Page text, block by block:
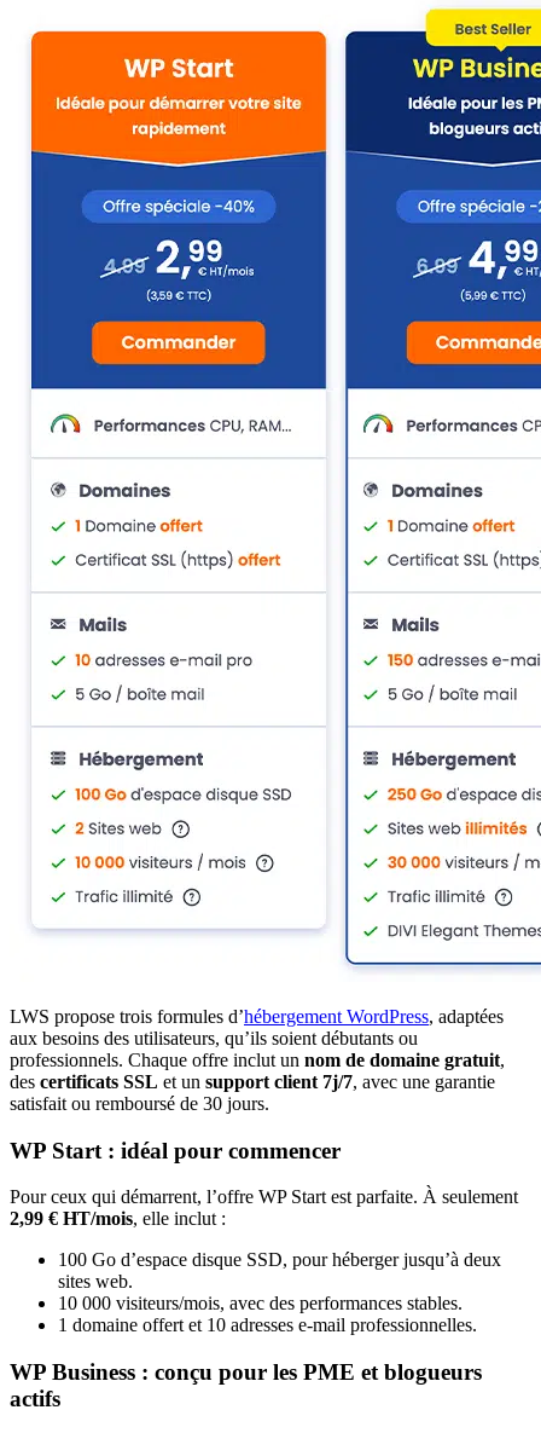
LWS propose trois formules d’hébergement WordPress, adaptées
aux besoins des utilisateurs, qu’ils soient débutants ou
professionnels. Chaque offre inclut un nom de domaine gratuit,
des certificats SSL et un support client 7j/7, avec une garantie
satisfait ou remboursé de 30 jours.
WP Start : idéal pour commencer
Pour ceux qui démarrent, l’offre WP Start est parfaite. À seulement
2,99 € HT/mois, elle inclut :
100 Go d’espace disque SSD, pour héberger jusqu’à deux
sites web.
10 000 visiteurs/mois, avec des performances stables.
1 domaine offert et 10 adresses e-mail professionnelles.
WP Business : conçu pour les PME et blogueurs
actifs